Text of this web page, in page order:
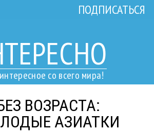
со всего мира!
ПОДПИСАТЬСЯ
ВОЗРАСТА:
АЗИАТКИ